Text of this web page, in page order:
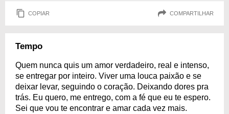
COPIAR COMPARTILHAR
Tempo
Quem nunca quis um amor verdadeiro, real e intenso,
se entregar por inteiro. Viver uma louca paixão e se
deixar levar, seguindo o coração. Deixando dores pra
trás. Eu quero, me entrego, com a fé que eu te espero.
Sei que vou te encontrar e amar cada vez mais.